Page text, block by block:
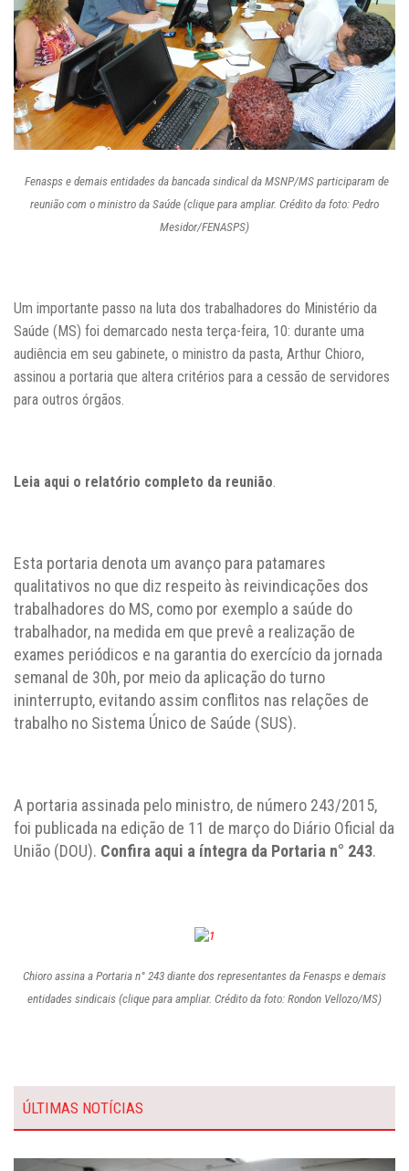
Fenasps e demais entidades da bancada sindical da MSNP/MS participaram de
reunião com o ministro da Saúde (clique para ampliar. Crédito da foto: Pedro
Mesidor/FENASPS)
Um importante passo na luta dos trabalhadores do Ministério da
Saúde (MS) foi demarcado nesta terça-feira, 10: durante uma
audiência em seu gabinete, o ministro da pasta, Arthur Chioro,
assinou a portaria que altera critérios para a cessão de servidores
para outros órgãos.
Leia aqui o relatório completo da reunião.
Esta portaria denota um avanço para patamares
qualitativos no que diz respeito às reivindicações dos
trabalhadores do MS, como por exemplo a saúde do
trabalhador, na medida em que prevê a realização de
exames periódicos e na garantia do exercício da jornada
semanal de 30h, por meio da aplicação do turno
ininterrupto, evitando assim conflitos nas relações de
trabalho no Sistema Único de Saúde (SUS).
A portaria assinada pelo ministro, de número 243/2015,
foi publicada na edição de 11 de março do Diário Oficial da
União (DOU). Confira aqui a íntegra da Portaria n° 243.
Chioro assina a Portaria n° 243 diante dos representantes da Fenasps e demais
entidades sindicais (clique para ampliar. Crédito da foto: Rondon Vellozo/MS)
ÚLTIMAS NOTÍCIAS